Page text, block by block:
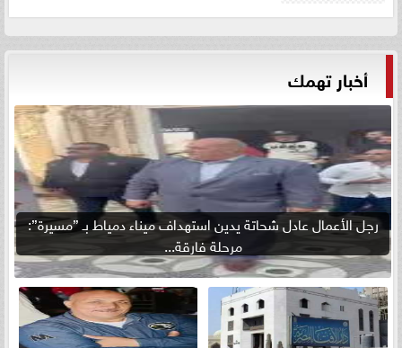
أخبار تهمك
رجل الأعمال عادل شحاتة يدين استهداف ميناء دمياط بـ ”مسيرة”:
مرحلة فارقة...